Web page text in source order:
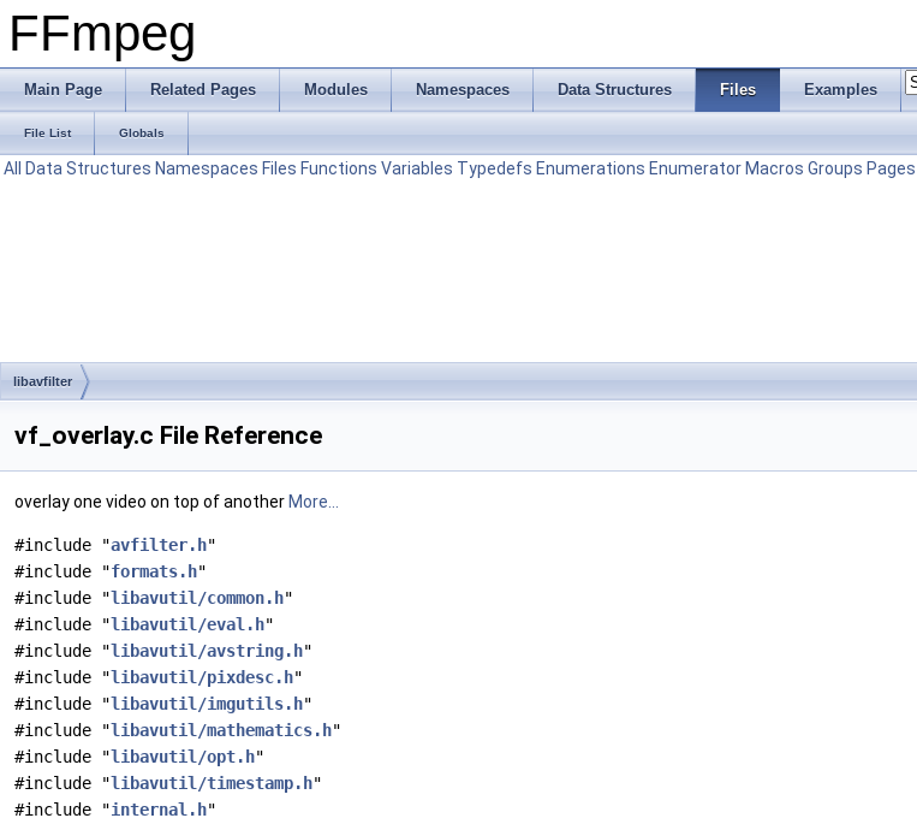
FFmpeg
Main Page Related Pages Modules Namespaces Data Structures Files Examples
File List Globals
All Data Structures Namespaces Files Functions Variables Typedefs Enumerations Enumerator Macros Groups Pages
libavfilter
vf_overlay.c File Reference
overlay one video on top of another More...
#include "avfilter.h"
#include "formats.h"
#include "libavutil/common.h"
#include "libavutil/eval.h"
#include "libavutil/avstring.h"
#include "libavutil/pixdesc.h"
#include "libavutil/imgutils.h"
#include "libavutil/mathematics.h"
#include "libavutil/opt.h"
#include "libavutil/timestamp.h"
#include "internal.h"